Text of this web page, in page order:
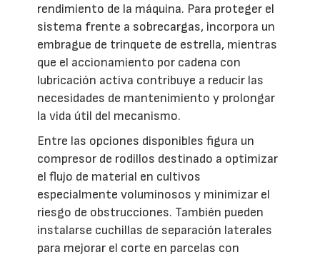
rendimiento de la máquina. Para proteger el
sistema frente a sobrecargas, incorpora un
embrague de trinquete de estrella, mientras
que el accionamiento por cadena con
lubricación activa contribuye a reducir las
necesidades de mantenimiento y prolongar
la vida útil del mecanismo.
Entre las opciones disponibles figura un
compresor de rodillos destinado a optimizar
el flujo de material en cultivos
especialmente voluminosos y minimizar el
riesgo de obstrucciones. También pueden
instalarse cuchillas de separación laterales
para mejorar el corte en parcelas con